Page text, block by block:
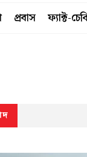
প্রবাস ফ্যাক্ট-